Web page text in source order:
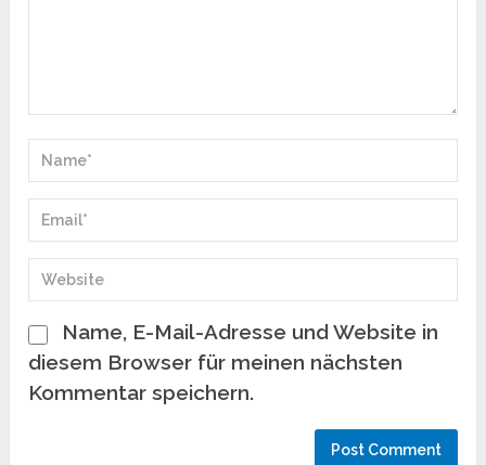
Name, E-Mail-Adresse und Website in
diesem Browser für meinen nächsten
Kommentar speichern.